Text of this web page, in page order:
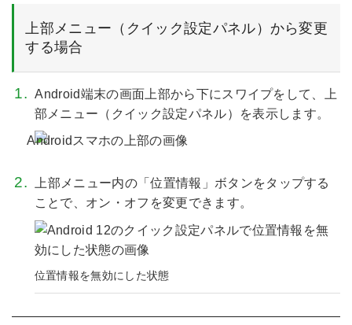
上部メニュー（クイック設定パネル）から変更
する場合
Android端末の画面上部から下にスワイプをして、上
部メニュー（クイック設定パネル）を表示します。
上部メニュー内の「位置情報」ボタンをタップする
ことで、オン・オフを変更できます。
位置情報を無効にした状態